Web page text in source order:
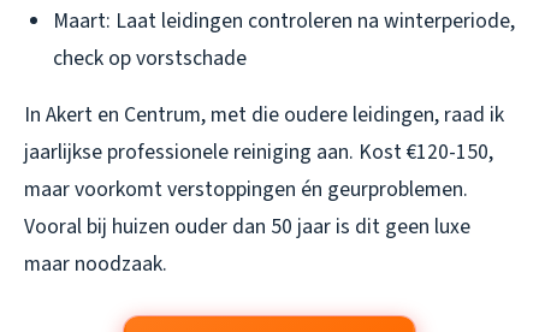
Maart: Laat leidingen controleren na winterperiode,
check op vorstschade
In Akert en Centrum, met die oudere leidingen, raad ik
jaarlijkse professionele reiniging aan. Kost €120-150,
maar voorkomt verstoppingen én geurproblemen.
Vooral bij huizen ouder dan 50 jaar is dit geen luxe
maar noodzaak.